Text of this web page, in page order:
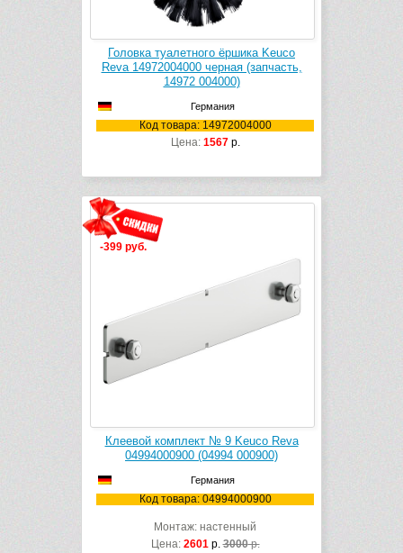
Головка туалетного ёршика Keuco
Reva 14972004000 черная (запчасть,
14972 004000)
Германия
Код товара: 14972004000
Цена: 1567р.
-399 руб.
Клеевой комплект № 9 Keuco Reva
04994000900 (04994 000900)
Германия
Код товара: 04994000900
Монтаж: настенный
Цена: 2601р.3000р.